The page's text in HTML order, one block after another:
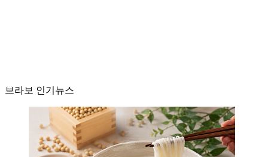
브라보 인기뉴스